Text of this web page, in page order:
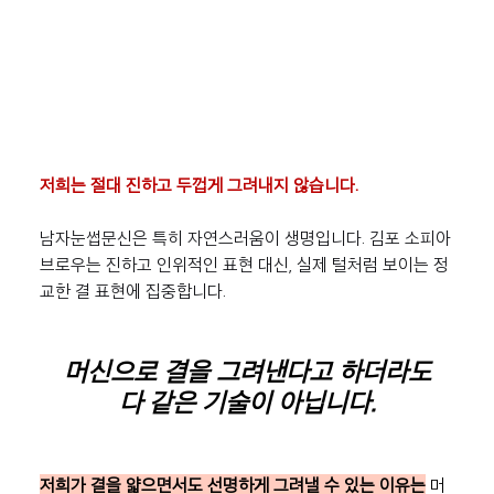
저희는 절대 진하고 두껍게 그려내지 않습니다.
남자눈썹문신은 특히 자연스러움이 생명입니다. 김포 소피아
브로우는 진하고 인위적인 표현 대신, 실제 털처럼 보이는 정
교한 결 표현에 집중합니다.
머신으로 결을 그려낸다고 하더라도
다 같은 기술이 아닙니다.
저희가 결을 얇으면서도 선명하게 그려낼 수 있는 이유는 머